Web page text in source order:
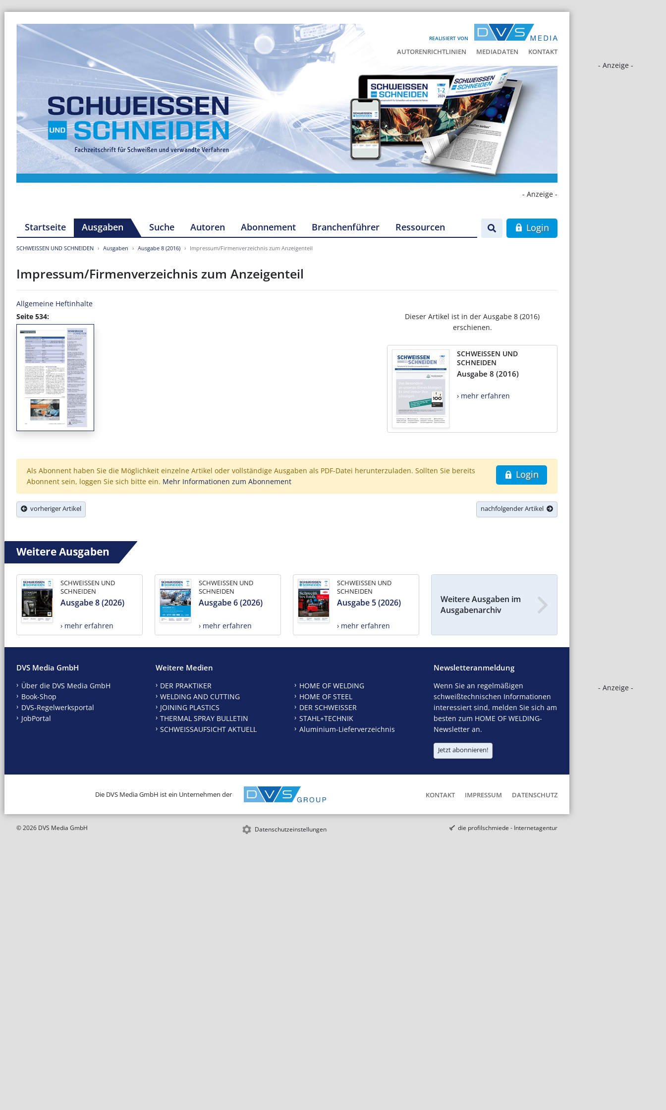
REALISIERT VON
AUTORENRICHTLINIEN MEDIADATEN KONTAKT
- Anzeige -
- Anzeige -
- Anzeige -
Startseite Ausgaben Suche Autoren Abonnement Branchenführer Ressourcen Login
SCHWEISSEN UND SCHNEIDEN Ausgaben Ausgabe 8 (2016) Impressum/Firmenverzeichnis zum Anzeigenteil
Impressum/Firmenverzeichnis zum Anzeigenteil
Allgemeine Heftinhalte
Seite 534:
Dieser Artikel ist in der Ausgabe 8 (2016)
erschienen.
SCHWEISSEN UND
SCHNEIDEN
Ausgabe 8 (2016)
› mehr erfahren
Login
Als Abonnent haben Sie die Möglichkeit einzelne Artikel oder vollständige Ausgaben als PDF-Datei herunterzuladen. Sollten Sie bereits
Abonnent sein, loggen Sie sich bitte ein. Mehr Informationen zum Abonnement
vorheriger Artikel nachfolgender Artikel
Weitere Ausgaben
SCHWEISSEN UND
SCHNEIDEN
Ausgabe 8 (2026)
› mehr erfahren
SCHWEISSEN UND
SCHNEIDEN
Ausgabe 6 (2026)
› mehr erfahren
SCHWEISSEN UND
SCHNEIDEN
Ausgabe 5 (2026)
› mehr erfahren
Weitere Ausgaben im
Ausgabenarchiv
DVS Media GmbH
Über die DVS Media GmbH
Book-Shop
DVS-Regelwerksportal
JobPortal
Weitere Medien
DER PRAKTIKER
WELDING AND CUTTING
JOINING PLASTICS
THERMAL SPRAY BULLETIN
SCHWEISSAUFSICHT AKTUELL
HOME OF WELDING
HOME OF STEEL
DER SCHWEISSER
STAHL+TECHNIK
Aluminium-Lieferverzeichnis
Newsletteranmeldung
Wenn Sie an regelmäßigen
schweißtechnischen Informationen
interessiert sind, melden Sie sich am
besten zum HOME OF WELDING-
Newsletter an.
Jetzt abonnieren!
Die DVS Media GmbH ist ein Unternehmen der KONTAKT IMPRESSUM DATENSCHUTZ
© 2026 DVS Media GmbH Datenschutzeinstellungen die profilschmiede - Internetagentur